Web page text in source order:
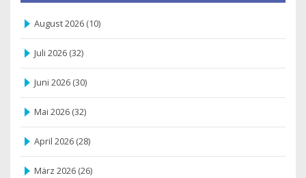
August 2026 (10)
Juli 2026 (32)
Juni 2026 (30)
Mai 2026 (32)
April 2026 (28)
März 2026 (26)